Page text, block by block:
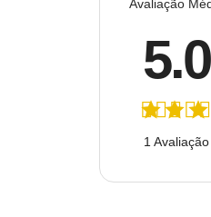
Avaliação
5.0
1 Avaliação